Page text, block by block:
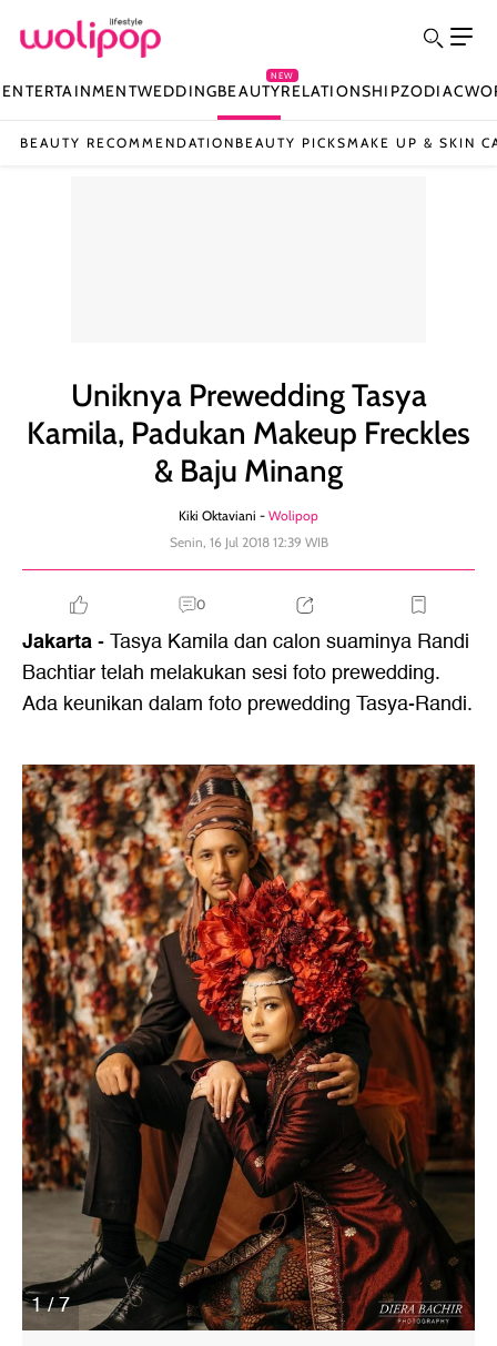
ENTERTAINMENTWEDDINGBEAUTY
NEW
RELATIONSHIPZODIAC
BEAUTY RECOMMENDATION BEAUTY PICKSMAKE UP & SKIN
Uniknya Prewedding Tasya
Kamila, Padukan Makeup Freckles
& Baju Minang
Kiki Oktaviani - Wolipop
Senin, 16 Jul 2018 12:39 WIB
0
Jakarta- Tasya Kamila dan calon suaminya Randi
Bachtiar telah melakukan sesi foto prewedding.
Ada keunikan dalam foto prewedding Tasya-Randi.
1 / 7